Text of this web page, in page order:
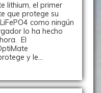
lithium, el primer
que protege su
como ningún
lo ha hecho
El
y le...